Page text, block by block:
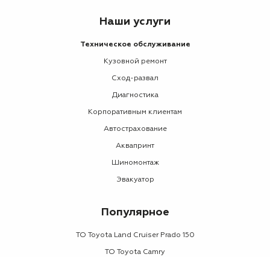
Наши услуги
Техническое обслуживание
Кузовной ремонт
Сход-развал
Диагностика
Корпоративным клиентам
Автострахование
Аквапринт
Шиномонтаж
Эвакуатор
Популярное
ТО Toyota Land Cruiser Prado 150
ТО Toyota Camry